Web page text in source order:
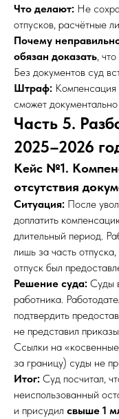
Что делают: Не
отпусков, расчётные
Почему
обязан доказать,
Без документов суд
Штраф: Компенсация
сможет
Часть 5.
2025–2026
Кейс №1.
отсутствия
Ситуация: После
доплатить
длительный период.
лишь за часть
отпуск был
Решение суда: Суды
работника.
подтвердить
не представил
Ссылки на
за границу) суды не
Итог: Суд посчитал,
неиспользованный
и присудил свыше 1